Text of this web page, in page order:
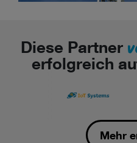
Diese Partner
erfolgreich
Mehr